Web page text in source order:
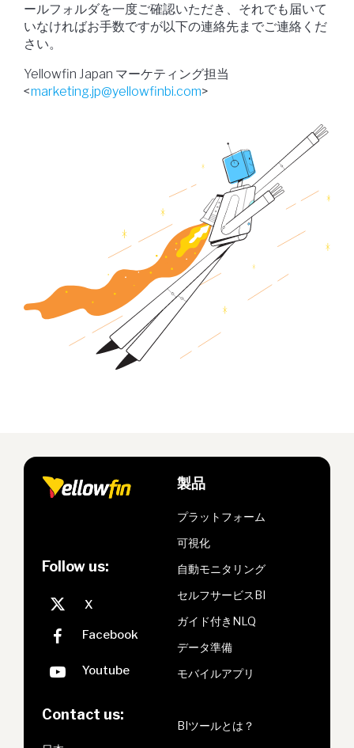
ールフォルダを一度ご確認いただき、それでも届いて
いなければお手数ですが以下の連絡先までご連絡くだ
さい。
Yellowfin Japan マーケティング担当
<marketing.jp@yellowfinbi.com>
Follow us:
Contact us:
製品
プラットフォーム
可視化
自動モニタリング
セルフサービスBI
ガイド付きNLQ
データ準備
モバイルアプリ
BIツールとは？